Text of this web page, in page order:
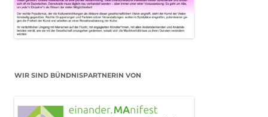
WIR SIND BÜNDNISPARTNERIN VON